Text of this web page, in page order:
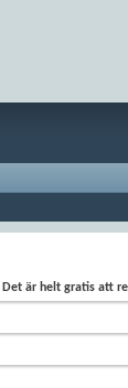
Det är helt gratis att